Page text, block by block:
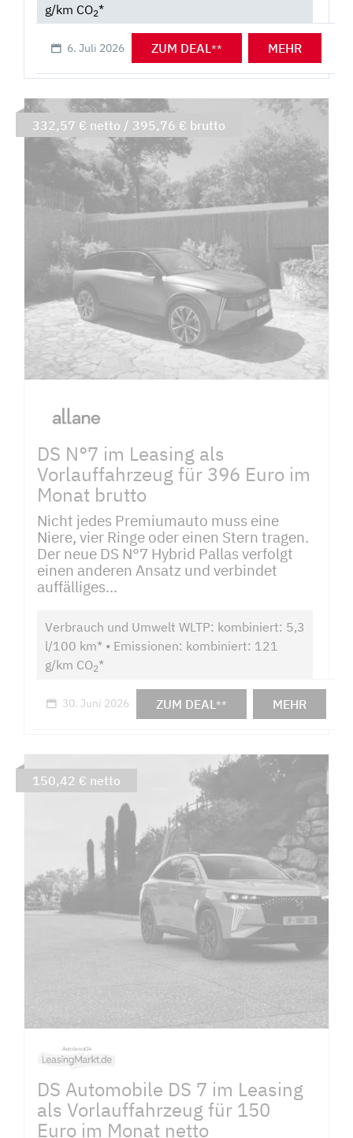
g/km CO2*
6. Juli 2026 ZUM DEAL** MEHR
DS N°7 im Leasing als
Vorlauffahrzeug für 396 Euro im
Monat brutto
Nicht jedes Premiumauto muss eine
Niere, vier Ringe oder einen Stern tragen.
Der neue DS N°7 Hybrid Pallas verfolgt
einen anderen Ansatz und verbindet
auffälliges...
Verbrauch und Umwelt WLTP: kombiniert: 5,3
l/100 km* • Emissionen: kombiniert: 121
g/km CO2*
30. Juni 2026 ZUM DEAL ** MEHR
332,57 € netto / 395,76 € brutto
DS Automobile DS 7 im Leasing
als Vorlauffahrzeug für 150
Euro im Monat netto
150,42 € netto